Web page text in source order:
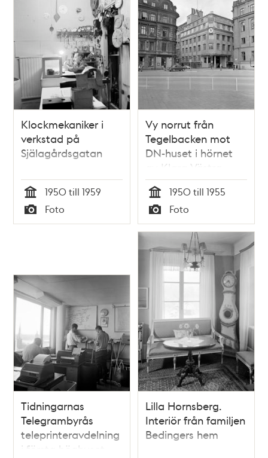
Klockmekaniker i
verkstad på
Själagårdsgatan
Tid
1950 till 1959
Typ
Foto
Vy norrut från
Tegelbacken mot
DN-huset i hörnet
av Klara Västra
Kyrkogata och
Karduansmakargatan.
Dåvarande kv.
Sköldpaddan, nu kv.
Björnen och Loen
Tid
1950 till 1955
Typ
Foto
Tidningarnas
Telegrambyrås
teleprinteravdelning
i första höghuset
Lilla Hornsberg.
Interiör från familjen
Bedingers hem